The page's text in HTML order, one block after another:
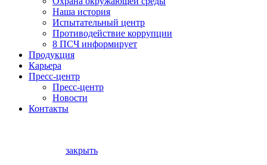
Наша история
Испытательный центр
Противодействие коррупции
8 ПСЧ информирует
Продукция
Карьера
Пресс-центр
Пресс-центр
Новости
Контакты
закрыть